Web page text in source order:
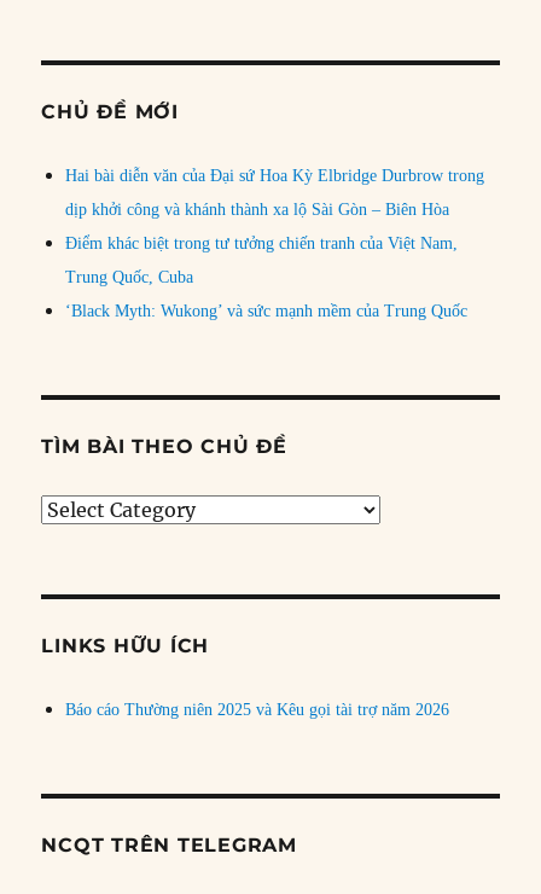
CHỦ ĐỀ MỚI
Hai bài diễn văn của Đại sứ Hoa Kỳ Elbridge Durbrow trong
dịp khởi công và khánh thành xa lộ Sài Gòn – Biên Hòa
Điểm khác biệt trong tư tưởng chiến tranh của Việt Nam,
Trung Quốc, Cuba
‘Black Myth: Wukong’ và sức mạnh mềm của Trung Quốc
TÌM BÀI THEO CHỦ ĐỀ
Tìm
đề
LINKS HỮU ÍCH
Báo cáo Thường niên 2025 và Kêu gọi tài trợ năm 2026
NCQT TRÊN TELEGRAM